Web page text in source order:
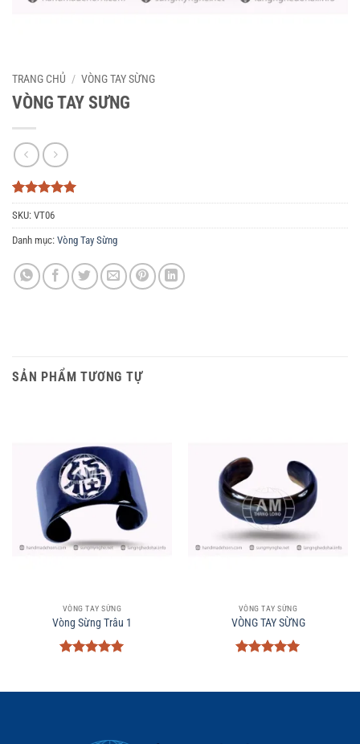
TRANG CHỦ / VÒNG TAY SỪNG
VÒNG TAY SƯNG
5trên 5
dựa trên
3
đánh giá
SKU: VT06
Danh mục: Vòng Tay Sừng
SẢN PHẨM TƯƠNG TỰ
VÒNG TAY SỪNG
Vòng Sừng Trâu 1
sao
VÒNG TAY SỪNG
VÒNG TAY SỪNG
sao